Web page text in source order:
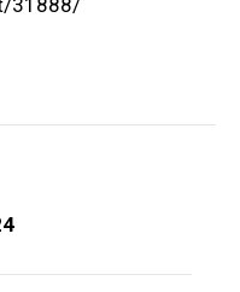
31888/